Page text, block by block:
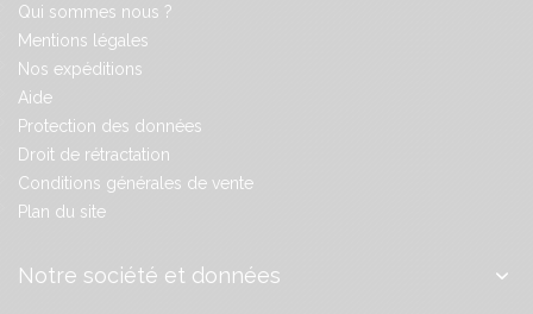
Qui sommes nous ?
Mentions légales
Nos expéditions
Aide
Protection des données
Droit de rétractation
Conditions générales de vente
Plan du site
Notre société et données